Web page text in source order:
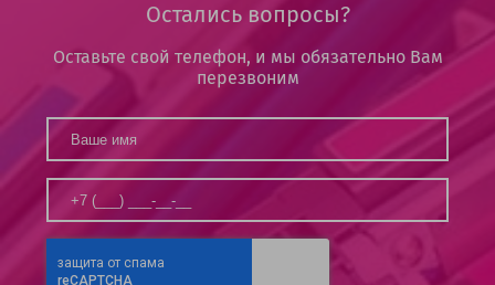
Остались вопросы?
Оставьте свой телефон, и мы обязательно Вам
перезвоним